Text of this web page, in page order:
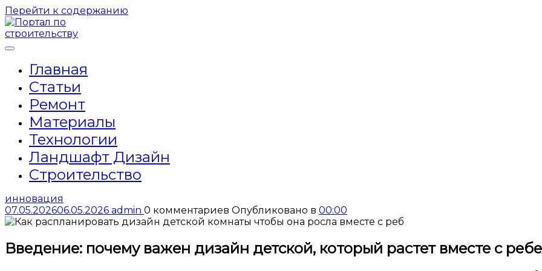
Перейти к содержанию
Главная
Статьи
Ремонт
Материалы
Технологии
Ландшафт Дизайн
Строительство
инновация
07.05.202606.05.2026 admin 0 комментариев Опубликовано в 00:00
Введение: почему важен дизайн детской, который растет вместе с